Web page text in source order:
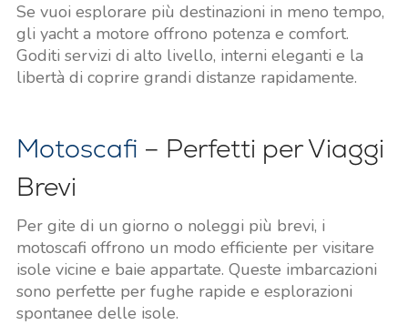
Se vuoi esplorare più destinazioni in meno tempo,
gli yacht a motore offrono potenza e comfort.
Goditi servizi di alto livello, interni eleganti e la
libertà di coprire grandi distanze rapidamente.
Motoscafi – Perfetti per Viaggi
Brevi
Per gite di un giorno o noleggi più brevi, i
motoscafi offrono un modo efficiente per visitare
isole vicine e baie appartate. Queste imbarcazioni
sono perfette per fughe rapide e esplorazioni
spontanee delle isole.